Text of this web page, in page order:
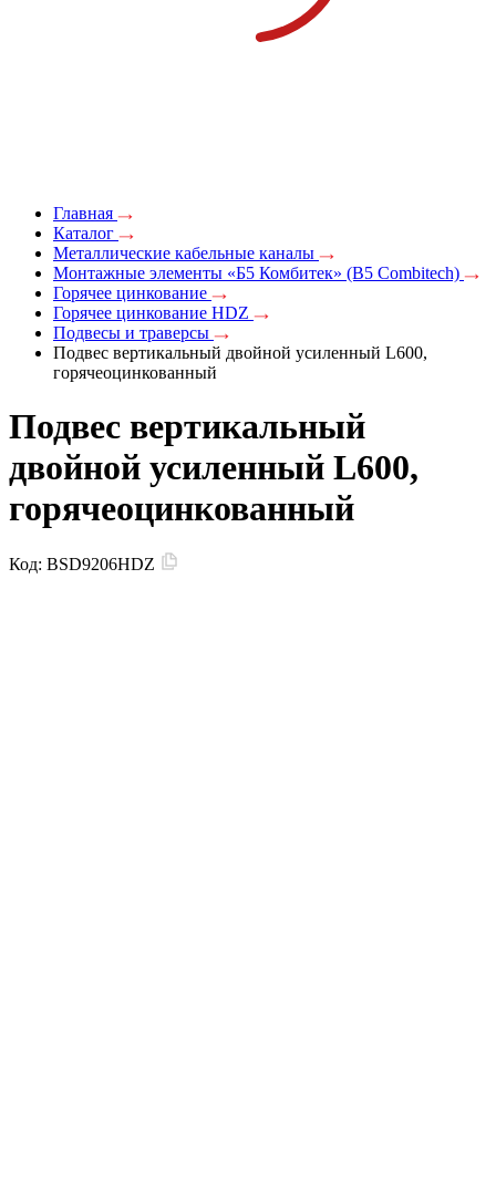
Главная
Каталог
Металлические кабельные каналы
Монтажные элементы «Б5 Комбитек» (B5 Combitech)
Горячее цинкование
Горячее цинкование HDZ
Подвесы и траверсы
Подвес вертикальный двойной усиленный L600,
горячеоцинкованный
Подвес вертикальный
двойной усиленный L600,
горячеоцинкованный
Код: BSD9206HDZ